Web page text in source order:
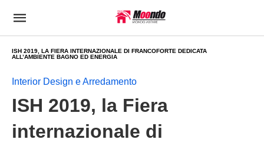
ISH 2019, LA FIERA INTERNAZIONALE DI FRANCOFORTE DEDICATA
ALL’AMBIENTE BAGNO ED ENERGIA
Interior Design e Arredamento
ISH 2019, la Fiera
internazionale di